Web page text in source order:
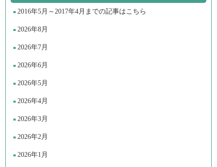
2016年5月～2017年4月までの記事はこちら
2026年8月
2026年7月
2026年6月
2026年5月
2026年4月
2026年3月
2026年2月
2026年1月